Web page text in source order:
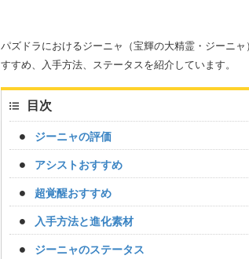
パズドラにおけるジーニャ（宝輝の大精霊・ジーニ
すすめ、入手方法、ステータスを紹介しています。
目次
ジーニャの評価
アシストおすすめ
超覚醒おすすめ
入手方法と進化素材
ジーニャのステータス